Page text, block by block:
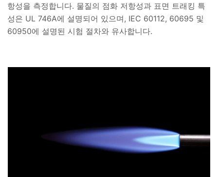
항성을 측정합니다. 물질의 점화 저항성과 표면 트래킹 특
성은 UL 746A에 설명되어 있으며, IEC 60112, 60695 및
60950에 설명된 시험 절차와 유사합니다.